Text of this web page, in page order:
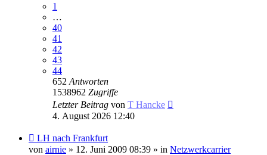
1
…
40
41
42
43
44
652 Antworten
1538962 Zugriffe
Letzter Beitrag von T Hancke
4. August 2026 12:40
Neuer
Beitrag
LH nach Frankfurt
von airnie » 12. Juni 2009 08:39 » in Netzwerkcarrier